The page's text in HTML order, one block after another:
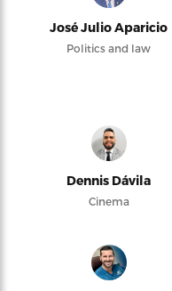
José Julio Aparicio
Politics and law
Dennis Dávila
Cinema